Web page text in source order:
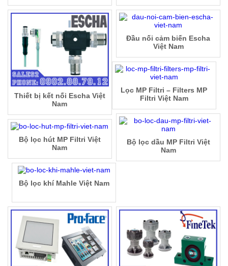
Thiết bị kết nối Escha Việt
Nam
Đầu nối cảm biến Escha
Việt Nam
Lọc MP Filtri – Filters MP
Filtri Việt Nam
Bộ lọc dầu MP Filtri Việt
Nam
Bộ lọc hút MP Filtri Việt
Nam
Bộ lọc khí Mahle Việt Nam